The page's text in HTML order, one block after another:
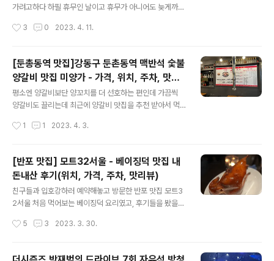
이랑은 거리가 좀 있는 듯 하다. 듀펠센터는 건물 이름인데
다. 주차는 건물 앞에 3-4대 정도 주차할 수 있고, 주차 공
가려고하다 하필 휴무인 날이고 휴무가 아니어도 늦게까지
역삼점. 별점이 너무 높아서 기대가 됬다. 조개사냥은 서울
때문이다. 지하철로는 2호선 선정릉역 4번출구에서 도보
로 10분정도 거리에 있고, 나는 차를 가지고 가서 사장님한
테 물어보니까 가게 바로 앞 도로에 주차해도 밤이라 안찍
힌다고 해서 거기에 주차했다. 밤 늦게 갈 땐 주차공간이 꽤
게 좋을 것 같다. 영업시간 : 매일 18:00~06:00 (last or
3 0 2023. 4. 11.
[둔총동역 맛집]강동구 둔촌동역 맥반석 숯불
양갈비 맛집 미양가 - 가격, 위치, 주차, 맛평
가 내돈내산
평소엔 양갈비보단 양꼬치를 더 선호하는 편인데 가끔씩
양갈비도 끌리는데 최근에 양갈비 맛집을 추천 받아서 먹
나와서 하나은행과 태평양약국 사이로 들어와 파크플라자
나, 골목에 댈 수 있는데 도착해서 사장님께 물어보면 어디
에 대라고 직접 알려주신다. 문닫을까봐 못먹기전에 차 가
지고 9시에 갔는데 다행히 먹을 수 있었다. 도착하자마자
손님8명이 우르르 나왔는데 나오면서 60만원 나왔다고 하
메뉴는 한가지 밖에 없다. 맥반석 양갈비 1인분 25,000원
1 1 2023. 4. 3.
[반포 맛집] 모트32서울 - 베이징덕 맛집 내
돈내산 후기(위치, 가격, 주차, 맛리뷰)
친구들과 입호강하러 예약해놓고 방문한 반포 맛집 모트3
2서울 처음 먹어보는 베이징덕 요리였고, 후기들을 봤을
기다렸다. 모트32서울은 모던차이니즈레스토랑이고 한국
서비스도 친절했던 것 같다. 위치는 지하철로 고속터미널
5 3 2023. 3. 30.